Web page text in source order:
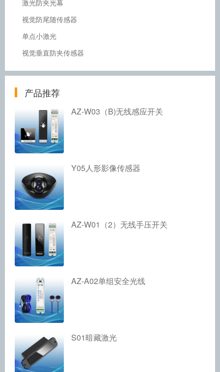
激光防夹光幕
视觉防尾随传感器
单点小激光
视觉垂直防夹传感器
产品推荐
AZ-W03（B)无线感应开关
Y05人形影像传感器
AZ-W01（2）无线手压开关
AZ-A02单组安全光线
S01暗藏激光